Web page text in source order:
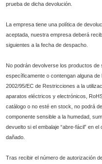
prueba de dicha devolución.
La empresa tiene una política de
aceptada, nuestra empresa deberá
siguientes a la fecha de despacho.
No podrán devolverse los productos
específicamente o contengan alguna
2002/95/EC de Restricciones a la
aparatos eléctricos y electrónicos,
catálogo o no esté en stock, no podrá
componente sensible a la humedad,
devuelto si el embalaje “abre-fácil” en
dañado.
Tras recibir el número de autorización